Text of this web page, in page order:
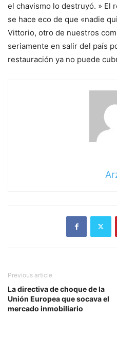
el chavismo lo destruyó. » El
se hace eco de que «nadie
Vittorio, otro de nuestros
seriamente en salir del país
restauración ya no puede
Previous article
La directiva de choque de la
Unión Europea que socava el
mercado inmobiliario